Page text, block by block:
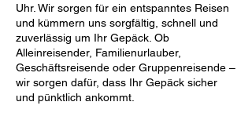
Uhr. Wir sorgen für ein entspanntes Reisen
und kümmern uns sorgfältig, schnell und
zuverlässig um Ihr Gepäck. Ob
Alleinreisender, Familienurlauber,
Geschäftsreisende oder Gruppenreisende –
wir sorgen dafür, dass Ihr Gepäck sicher
und pünktlich ankommt.